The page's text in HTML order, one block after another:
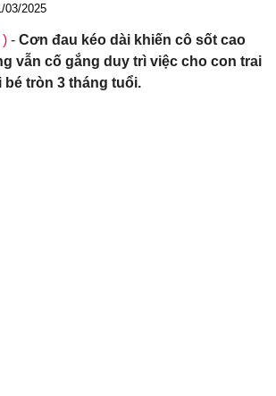
03/2025
) - Cơn đau kéo dài khiến cô sốt cao
vẫn cố gắng duy trì việc cho con trai
bé tròn 3 tháng tuổi.